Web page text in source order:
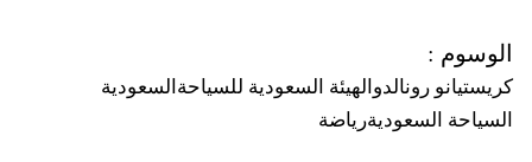
الوسوم :
كريستيانو رونالدو الهيئة السعودية للسياحة السعودية
السياحة السعوديةرياضة